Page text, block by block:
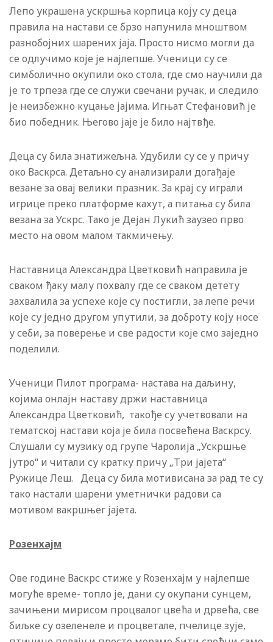
Лепо украшена ускршња корпица коју су деца
правила на настави се брзо напунила мноштвом
разнобојних шарених јаја. Просто нисмо могли да
се одлучимо које је најлепше. Ученици су се
симболично окупили око стола, где смо научили да
је то трпеза где се служи свечани ручак, и следило
је неизбежно куцање јајима. Игњат Стефановић је
био победник. Његово јаје је било најтвђе.
Деца су била знатижељна. Удубили су се у причу
око Васкрса. Детаљно су анализирали догађаје
везане за овај велики празник. За крај су играли
игрице преко платформе кахут, а питања су била
везана за Ускрс. Тако је Дејан Лукић заузео прво
место на овом малом такмичењу.
Наставница Александра Цветковић направила је
сваком ђаку малу похвалу где се сваком детету
захвалила за успехе које су постигли, за лепе речи
које су једно другом упутили, за доброту коју носе
у себи, за поверење и све радости које смо заједно
поделили.
Ученици Пилот програма- настава на даљину,
којима онлајн наставу држи наставница
Александра Цветковић, такође су учетвовали на
тематској настави која је била посвећена Васкрсу.
Слушали су музику од групе Чаролија „Ускршње
јутро“ и читали су кратку причу „Три јајета“
Ружице Леш. Деца су била мотивисана за рад те су
тако настали шарени уметнички радови са
мотивом вакршњег јајета.
Розенхајм
Ове године Васкрс стиже у Roзенхајм у најлепше
могуће време- топло је, дани су окупани сунцем,
зачињени мирисом процвалог цвећа и дрвећа, све
биљке су озеленеле и процветале, пчелице зује,